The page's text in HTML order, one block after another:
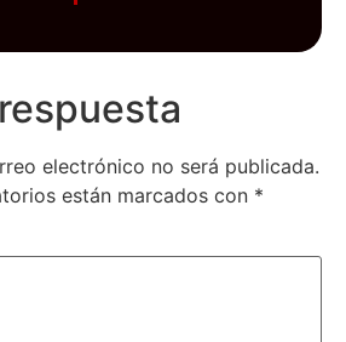
electrónico no será publicada.
están marcados con *